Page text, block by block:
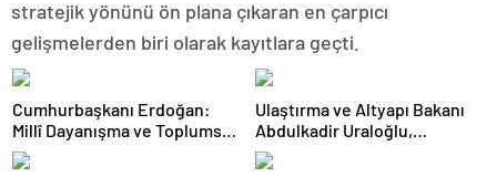
stratejik yönünü ön plana çıkaran en çarpıcı
gelişmelerden biri olarak kayıtlara geçti.
Cumhurbaşkanı Erdoğan:
Millî Dayanışma ve Toplumsal
Bütünleşmenin
Güçlendirilmesine Dair Kanun
Ulaştırma ve Altyapı Bakanı
Abdulkadir Uraloğlu,
Afyonkarahisar Belediye
Başkanlarıyla Bir Araya Geldi